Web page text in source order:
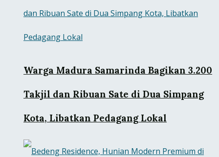
Warga Madura Samarinda Bagikan 3.200
Takjil dan Ribuan Sate di Dua Simpang
Kota, Libatkan Pedagang Lokal